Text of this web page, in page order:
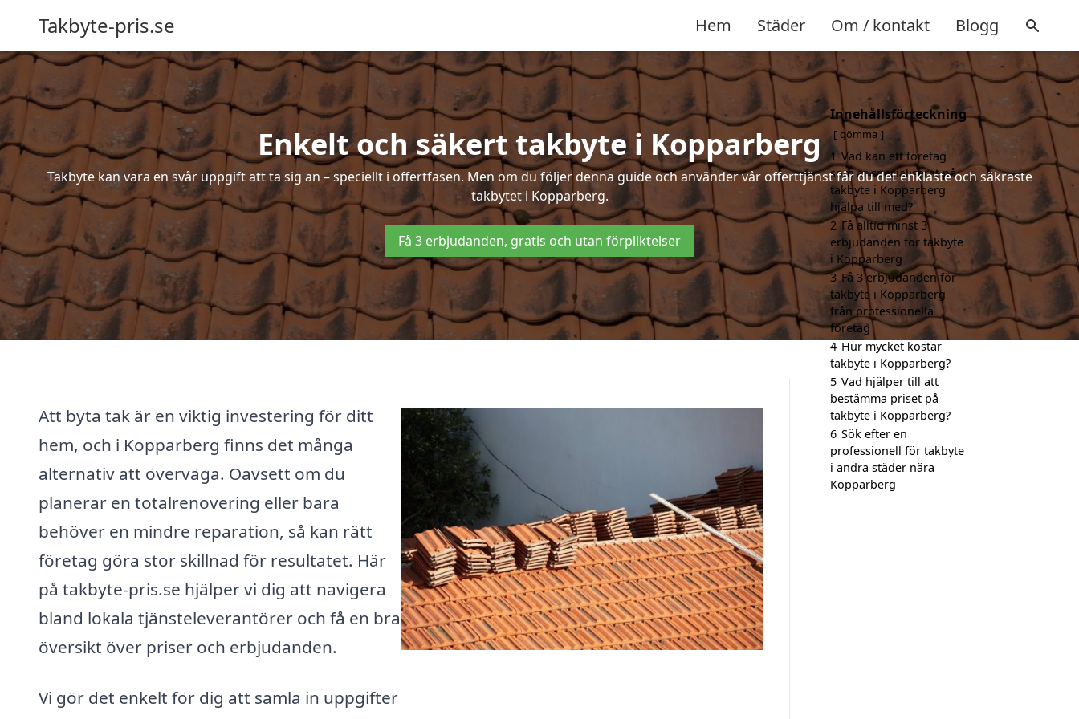
Takbyte-pris.se Hem Städer Om / kontakt Blogg
Enkelt och säkert takbyte i Kopparberg
Takbyte kan vara en svår uppgift att ta sig an – speciellt i offertfasen. Men om du följer denna guide och använder vår offerttjänst får du det enklaste och säkraste
takbytet i Kopparberg.
Få 3 erbjudanden, gratis och utan förpliktelser
Att byta tak är en viktig investering för ditt
hem, och i Kopparberg finns det många
alternativ att överväga. Oavsett om du
planerar en totalrenovering eller bara
behöver en mindre reparation, så kan rätt
företag göra stor skillnad för resultatet. Här
på takbyte-pris.se hjälper vi dig att navigera
bland lokala tjänsteleverantörer och få en bra
översikt över priser och erbjudanden.
Vi gör det enkelt för dig att samla in uppgifter
Innehållsförteckning
gömma
1 Vad kan ett företag
som är specialiserat på
takbyte i Kopparberg
hjälpa till med?
2 Få alltid minst 3
erbjudanden för takbyte
i Kopparberg
3 Få 3 erbjudanden för
takbyte i Kopparberg
från professionella
företag
4 Hur mycket kostar
takbyte i Kopparberg?
5 Vad hjälper till att
bestämma priset på
takbyte i Kopparberg?
6 Sök efter en
professionell för takbyte
i andra städer nära
Kopparberg